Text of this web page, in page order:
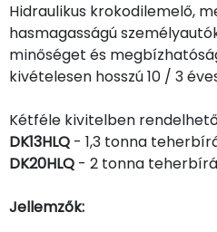
Hidraulikus krokodilemelő,
hasmagasságú
minőséget és
kivételesen hosszú 10 / 3
Kétféle kivitelben
DK13HLQ - 1,3 tonna
DK20HLQ - 2 tonna
Jellemzők: